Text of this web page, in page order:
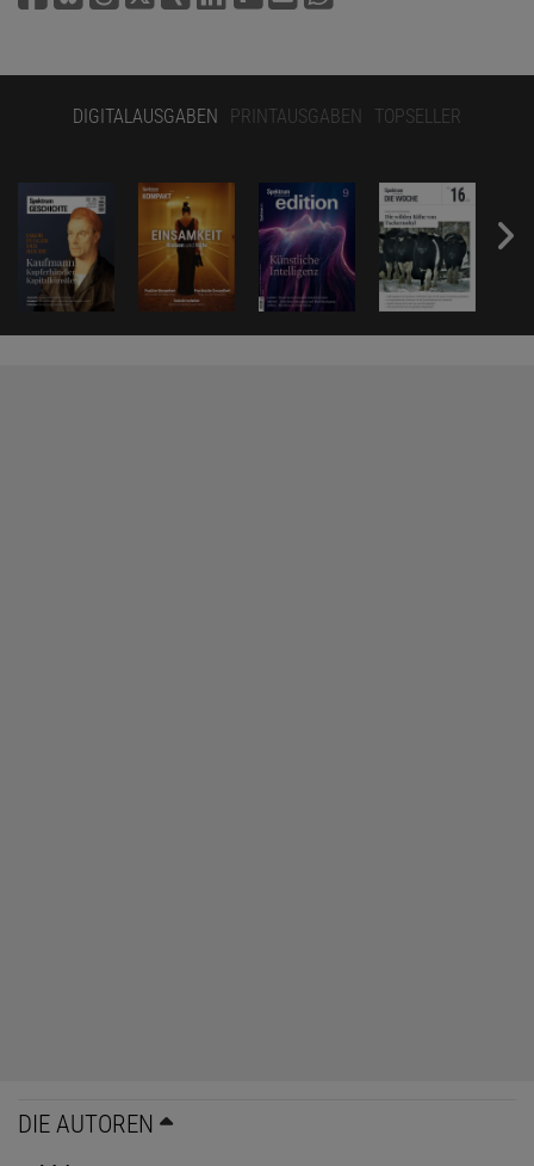
DIGITALAUSGABEN PRINTAUSGABEN TOPSELLER
DIE AUTOREN